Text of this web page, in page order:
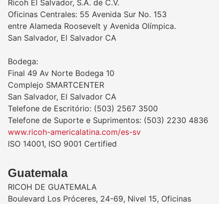
Ricoh El Salvador, S.A. de C.V.
Oficinas Centrales: 55 Avenida Sur No. 153
entre Alameda Roosevelt y Avenida Olímpica.
San Salvador, El Salvador CA
Bodega:
Final 49 Av Norte Bodega 10
Complejo SMARTCENTER
San Salvador, El Salvador CA
Telefone de Escritório: (503) 2567 3500
Telefone de Suporte e Suprimentos: (503) 2230 4836
www.ricoh-americalatina.com/es-sv
ISO 14001, ISO 9001 Certified
Guatemala
RICOH DE GUATEMALA
Boulevard Los Próceres, 24-69, Nivel 15, Oficinas